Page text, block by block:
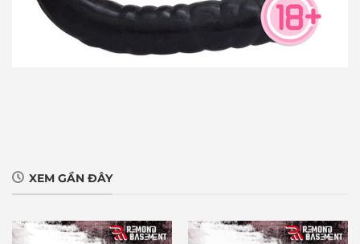
XEM GẦN ĐÂY